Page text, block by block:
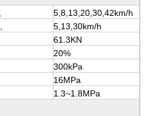
5,8,13,20,30,42km/h
5,13,30km/h
61.3KN
20%
300kPa
16MPa
1.3~1.8MPa